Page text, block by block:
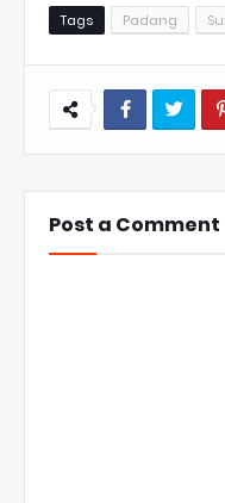
Tags Padang
Post a Comment